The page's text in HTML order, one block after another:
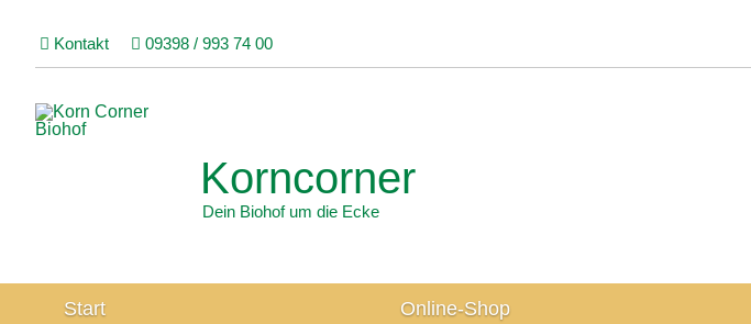
Kontakt 09398 / 993 74 00
Korncorner
Dein Biohof um die Ecke
überspringen
Start Online-Shop